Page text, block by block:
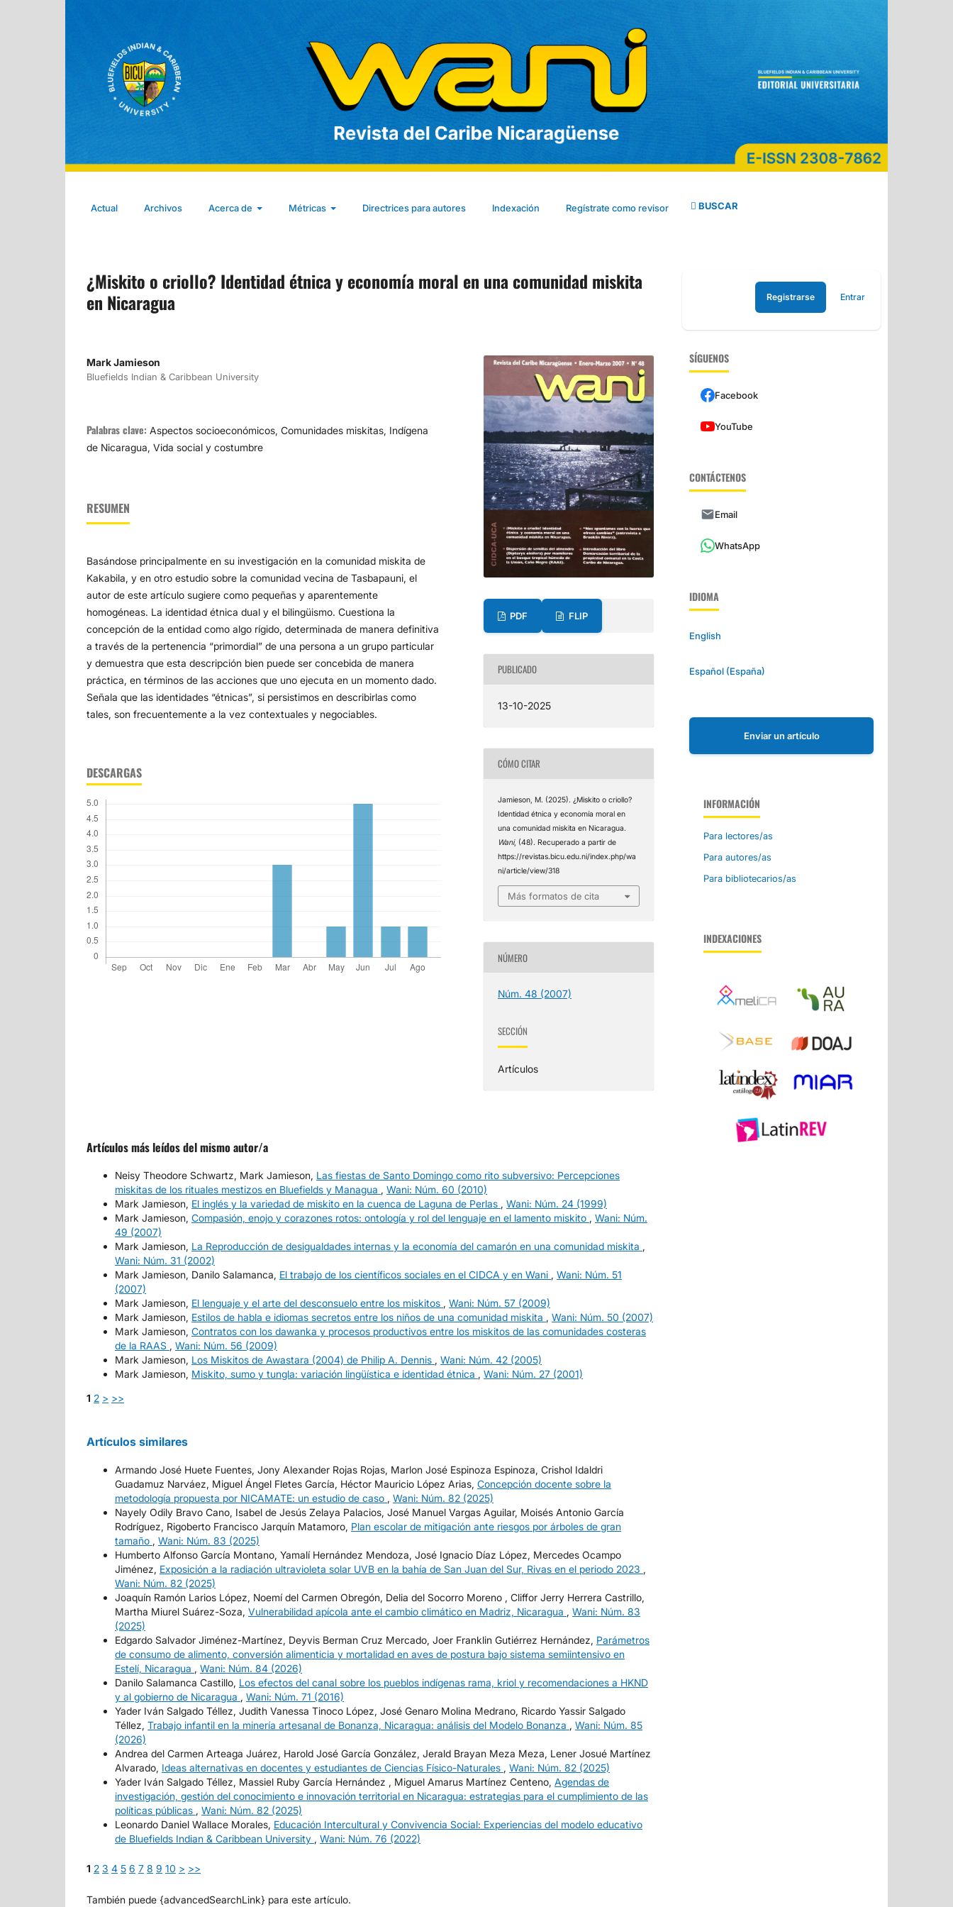
Actual Archivos Acerca de Métricas Directrices para autores Indexación Regístrate como revisor BUSCAR
¿Miskito o criollo? Identidad étnica y economía moral en una comunidad miskita
en Nicaragua
Mark Jamieson
Bluefields Indian & Caribbean University
Palabras clave: Aspectos socioeconómicos, Comunidades miskitas, Indígena
de Nicaragua, Vida social y costumbre
RESUMEN
Basándose principalmente en su investigación en la comunidad miskita de
Kakabila, y en otro estudio sobre la comunidad vecina de Tasbapauni, el
autor de este artículo sugiere como pequeñas y aparentemente
homogéneas. La identidad étnica dual y el bilingüismo. Cuestiona la
concepción de la entidad como algo rígido, determinada de manera definitiva
a través de la pertenencia “primordial” de una persona a un grupo particular
y demuestra que esta descripción bien puede ser concebida de manera
práctica, en términos de las acciones que uno ejecuta en un momento dado.
Señala que las identidades “étnicas”, si persistimos en describirlas como
tales, son frecuentemente a la vez contextuales y negociables.
DESCARGAS
PDF FLIP
PUBLICADO
13-10-2025
CÓMO CITAR
Jamieson, M. (2025). ¿Miskito o criollo?
Identidad étnica y economía moral en
una comunidad miskita en Nicaragua.
Wani, (48). Recuperado a partir de
https://revistas.bicu.edu.ni/index.php/wa
ni/article/view/318
Más formatos de cita
NÚMERO
Núm. 48 (2007)
SECCIÓN
Artículos
Artículos más leídos del mismo autor/a
Neisy Theodore Schwartz, Mark Jamieson, Las fiestas de Santo Domingo como rito subversivo: Percepciones
miskitas de los rituales mestizos en Bluefields y Managua , Wani: Núm. 60 (2010)
Mark Jamieson, El inglés y la variedad de miskito en la cuenca de Laguna de Perlas , Wani: Núm. 24 (1999)
Mark Jamieson, Compasión, enojo y corazones rotos: ontología y rol del lenguaje en el lamento miskito , Wani: Núm.
49 (2007)
Mark Jamieson, La Reproducción de desigualdades internas y la economía del camarón en una comunidad miskita ,
Wani: Núm. 31 (2002)
Mark Jamieson, Danilo Salamanca, El trabajo de los científicos sociales en el CIDCA y en Wani , Wani: Núm. 51
(2007)
Mark Jamieson, El lenguaje y el arte del desconsuelo entre los miskitos , Wani: Núm. 57 (2009)
Mark Jamieson, Estilos de habla e idiomas secretos entre los niños de una comunidad miskita , Wani: Núm. 50 (2007)
Mark Jamieson, Contratos con los dawanka y procesos productivos entre los miskitos de las comunidades costeras
de la RAAS , Wani: Núm. 56 (2009)
Mark Jamieson, Los Miskitos de Awastara (2004) de Philip A. Dennis , Wani: Núm. 42 (2005)
Mark Jamieson, Miskito, sumo y tungla: variación lingüística e identidad étnica , Wani: Núm. 27 (2001)
1 2 > >>
Artículos similares
Armando José Huete Fuentes, Jony Alexander Rojas Rojas, Marlon José Espinoza Espinoza, Crishol Idaldri
Guadamuz Narváez, Miguel Ángel Fletes García, Héctor Mauricio López Arias, Concepción docente sobre la
metodología propuesta por NICAMATE: un estudio de caso , Wani: Núm. 82 (2025)
Nayely Odily Bravo Cano, Isabel de Jesús Zelaya Palacios, José Manuel Vargas Aguilar, Moisés Antonio García
Rodríguez, Rigoberto Francisco Jarquín Matamoro, Plan escolar de mitigación ante riesgos por árboles de gran
tamaño , Wani: Núm. 83 (2025)
Humberto Alfonso García Montano, Yamalí Hernández Mendoza, José Ignacio Díaz López, Mercedes Ocampo
Jiménez, Exposición a la radiación ultravioleta solar UVB en la bahía de San Juan del Sur, Rivas en el periodo 2023 ,
Wani: Núm. 82 (2025)
Joaquín Ramón Larios López, Noemí del Carmen Obregón, Delia del Socorro Moreno , Cliffor Jerry Herrera Castrillo,
Martha Miurel Suárez-Soza, Vulnerabilidad apícola ante el cambio climático en Madriz, Nicaragua , Wani: Núm. 83
(2025)
Edgardo Salvador Jiménez-Martínez, Deyvis Berman Cruz Mercado, Joer Franklin Gutiérrez Hernández, Parámetros
de consumo de alimento, conversión alimenticia y mortalidad en aves de postura bajo sistema semiintensivo en
Estelí, Nicaragua , Wani: Núm. 84 (2026)
Danilo Salamanca Castillo, Los efectos del canal sobre los pueblos indígenas rama, kriol y recomendaciones a HKND
y al gobierno de Nicaragua , Wani: Núm. 71 (2016)
Yader Iván Salgado Téllez, Judith Vanessa Tinoco López, José Genaro Molina Medrano, Ricardo Yassir Salgado
Téllez, Trabajo infantil en la minería artesanal de Bonanza, Nicaragua: análisis del Modelo Bonanza , Wani: Núm. 85
(2026)
Andrea del Carmen Arteaga Juárez, Harold José García González, Jerald Brayan Meza Meza, Lener Josué Martínez
Alvarado, Ideas alternativas en docentes y estudiantes de Ciencias Físico-Naturales , Wani: Núm. 82 (2025)
Yader Iván Salgado Téllez, Massiel Ruby García Hernández , Miguel Amarus Martínez Centeno, Agendas de
investigación, gestión del conocimiento e innovación territorial en Nicaragua: estrategias para el cumplimiento de las
políticas públicas , Wani: Núm. 82 (2025)
Leonardo Daniel Wallace Morales, Educación Intercultural y Convivencia Social: Experiencias del modelo educativo
de Bluefields Indian & Caribbean University , Wani: Núm. 76 (2022)
1 2 3 4 5 6 7 8 9 10 > >>
También puede {advancedSearchLink} para este artículo.
Registrarse Entrar
SÍGUENOS
Facebook
YouTube
CONTÁCTENOS
Email
WhatsApp
IDIOMA
English
Español (España)
Enviar un artículo
INFORMACIÓN
Para lectores/as
Para autores/as
Para bibliotecarios/as
INDEXACIONES